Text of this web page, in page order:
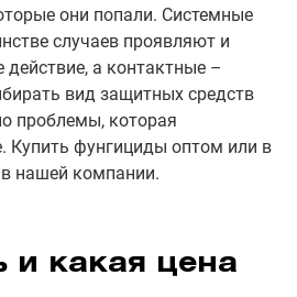
они попали. Системные
случаев проявляют и
действие, а контактные –
вид защитных средств
проблемы, которая
Купить фунгициды оптом или в
нашей компании.
и какая цена